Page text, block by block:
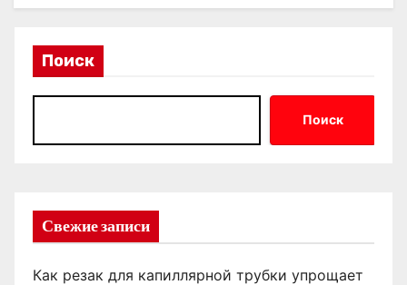
Поиск
Поиск
Свежие записи
Как резак для капиллярной трубки упрощает